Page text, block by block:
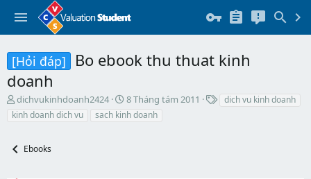
[Hỏi đáp]
Bo ebook thu thuat kinh
doanh
T
h
a
dichvukinhdoanh2424
N
g
8 Tháng tám 2011
dich vu kinh doanh
kinh doanh dich vu
sach kinh doanh
Ebooks